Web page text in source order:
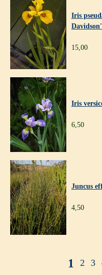
Iris
Davidson'
15,00
Iris
6,50
Juncus
4,50
1 2 3